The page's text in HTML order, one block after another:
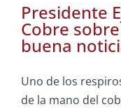
Presidente
Cobre
buena
Uno de los
de la mano del